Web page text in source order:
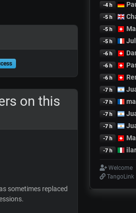
on this
sometimes replaced
-4 h
-5 h
-5 h
-5 h
-6 h
-6 h
-6 h
-7 h
-7 h
-7 h
-7 h
-7 h
-7 h
Welcome
TangoLink